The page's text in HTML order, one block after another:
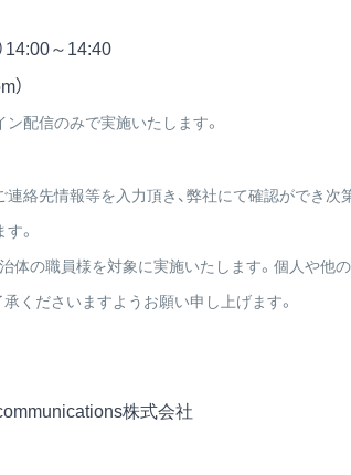
14:00～14:40
）
配信のみで実施いたします。
絡先情報等を入力頂き、弊社にて確認ができ次
。
体の職員様を対象に実施いたします。個人や他
くださいますようお願い申し上げます。
株式会社